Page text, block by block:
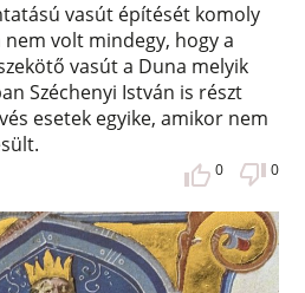
vasút építését komoly
volt mindegy, hogy a
vasút a Duna melyik
Széchenyi István is részt
esetek egyike, amikor nem
0 0